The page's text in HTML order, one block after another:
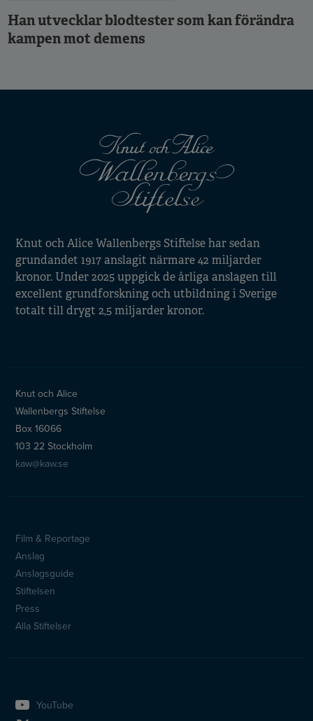
Han utvecklar blodtester som kan förändra
kampen mot demens
Knut och Alice Wallenbergs Stiftelse har sedan
grundandet 1917 anslagit närmare 42 miljarder
kronor. Under 2025 uppgick de årliga anslagen till
excellent grundforskning och utbildning i Sverige
totalt till drygt 2,5 miljarder kronor.
Knut och Alice
Wallenbergs Stiftelse
Box 16066
103 22 Stockholm
kaw@kaw.se
Sidfotsmeny
Film & Reportage
Anslag
Anslagsguide
Stiftelsen
Press
Alla Stiftelser
YouTube